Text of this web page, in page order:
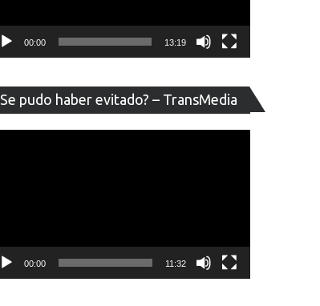
00:00 13:19
Se pudo haber evitado? – TransMedia
de
vídeo
00:00 11:32